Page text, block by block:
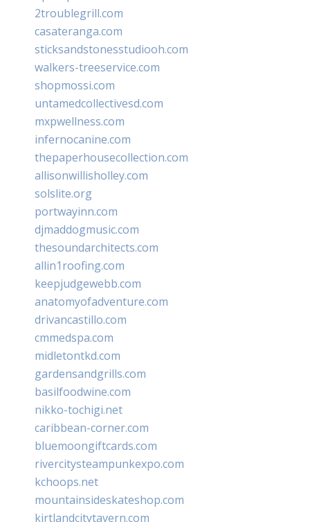
2troublegrill.com
casateranga.com
sticksandstonesstudiooh.com
walkers-treeservice.com
shopmossi.com
untamedcollectivesd.com
mxpwellness.com
infernocanine.com
thepaperhousecollection.com
allisonwillisholley.com
solslite.org
portwayinn.com
djmaddogmusic.com
thesoundarchitects.com
allin1roofing.com
keepjudgewebb.com
anatomyofadventure.com
drivancastillo.com
cmmedspa.com
midletontkd.com
gardensandgrills.com
basilfoodwine.com
nikko-tochigi.net
caribbean-corner.com
bluemoongiftcards.com
rivercitysteampunkexpo.com
kchoops.net
mountainsideskateshop.com
kirtlandcitytavern.com